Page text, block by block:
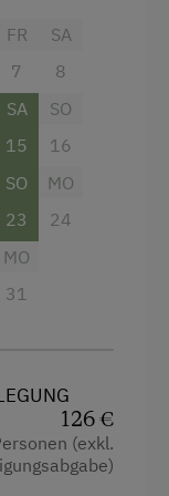
Wohnung
FR
7
SA
8
SA
15
SO
16
SO
23
MO
24
MO
31
126 €
(exkl.